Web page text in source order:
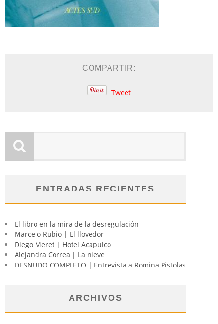
COMPARTIR:
Tweet
ENTRADAS RECIENTES
El libro en la mira de la desregulación
Marcelo Rubio | El llovedor
Diego Meret | Hotel Acapulco
Alejandra Correa | La nieve
DESNUDO COMPLETO | Entrevista a Romina Pistolas
ARCHIVOS